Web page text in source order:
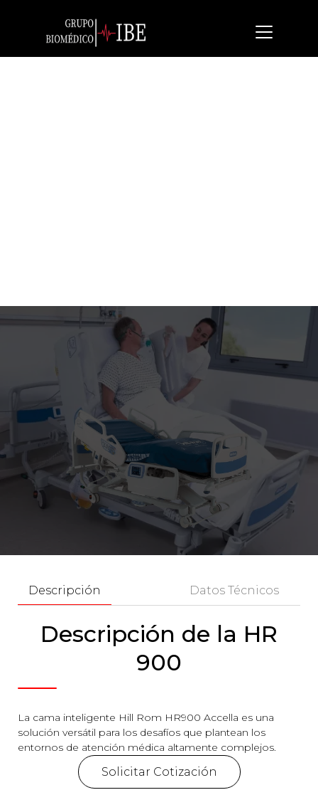
Descripción Datos Técnicos
Descripción de la HR
900
La cama inteligente Hill Rom HR900 Accella es una
solución versátil para los desafíos que plantean los
entornos de atención médica altamente complejos.
Solicitar Cotización